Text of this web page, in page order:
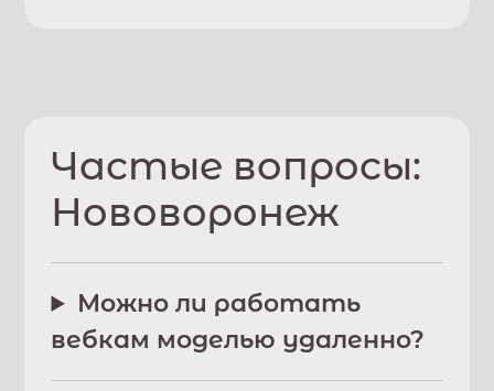
Частые вопросы:
Нововоронеж
Можно ли работать
вебкам моделью удаленно?